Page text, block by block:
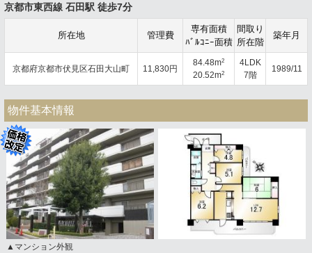
京都市東西線 石田駅 徒歩7分
所在地 管理費
専有面積
ﾊﾞﾙｺﾆｰ面積
間取り
所在階
築年月
京都府京都市伏見区石田大山町 11,830円
84.48m2
20.52m2
4LDK
7階
1989/11
物件基本情報
▲マンション外観